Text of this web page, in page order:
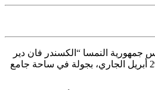
جمهورية النمسا “الكسندر فان دير
يوم الإثنين 29 أبريل الجاري، بجولة في ساحة جامع